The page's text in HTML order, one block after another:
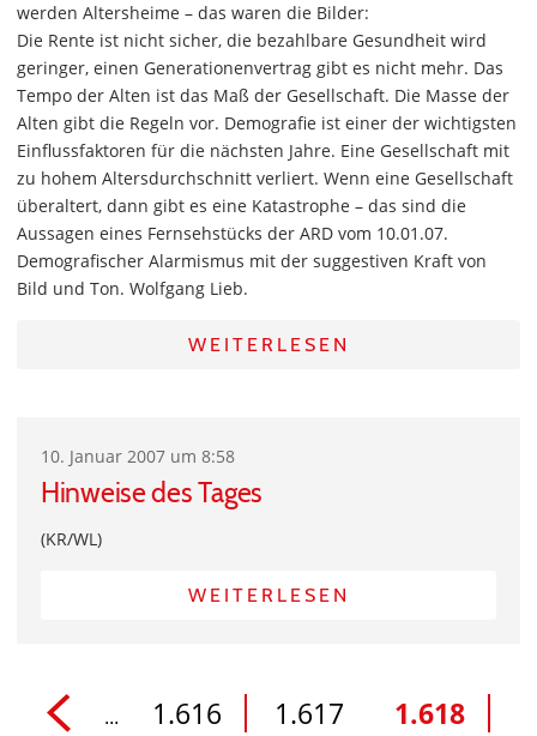
werden Altersheime – das waren die Bilder:
Die Rente ist nicht sicher, die bezahlbare Gesundheit wird
geringer, einen Generationenvertrag gibt es nicht mehr. Das
Tempo der Alten ist das Maß der Gesellschaft. Die Masse der
Alten gibt die Regeln vor. Demografie ist einer der wichtigsten
Einflussfaktoren für die nächsten Jahre. Eine Gesellschaft mit
zu hohem Altersdurchschnitt verliert. Wenn eine Gesellschaft
überaltert, dann gibt es eine Katastrophe – das sind die
Aussagen eines Fernsehstücks der ARD vom 10.01.07.
Demografischer Alarmismus mit der suggestiven Kraft von
Bild und Ton. Wolfgang Lieb.
WEITERLESEN
10. Januar 2007 um 8:58
Hinweise des Tages
(KR/WL)
WEITERLESEN
... 1.616 1.617
1.618